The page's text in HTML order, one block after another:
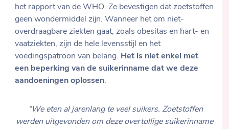
het rapport van de WHO. Ze bevestigen dat zoetstoffen
geen wondermiddel zijn. Wanneer het om niet-
overdraagbare ziekten gaat, zoals obesitas en hart- en
vaatziekten, zijn de hele levensstijl en het
voedingspatroon van belang. Het is niet enkel met
een beperking van de suikerinname dat we deze
aandoeningen oplossen.
“We eten al jarenlang te veel suikers. Zoetstoffen
werden uitgevonden om deze overtollige suikerinname